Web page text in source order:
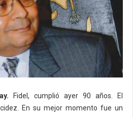
Fidel, cumplió ayer 90 años. El
En su mejor momento fue un